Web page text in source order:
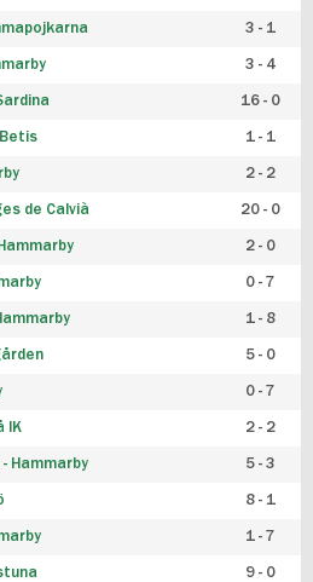
3 - 1
3 - 4
16 - 0
Betis 1 - 1
2 - 2
de Calvià 20 - 0
2 - 0
0 - 7
1 - 8
5 - 0
0 - 7
IK 2 - 2
Hammarby 5 - 3
8 - 1
1 - 7
9 - 0